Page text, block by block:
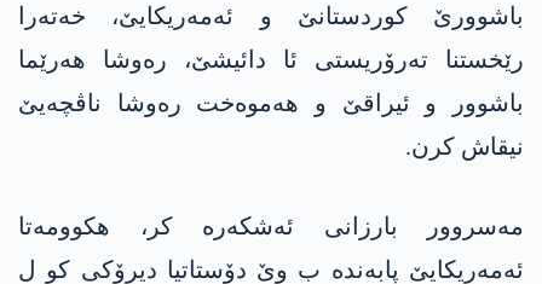
باشوورێ كوردستانێ و ئه‌مه‌ریكایێ، خه‌ته‌را
رێخستنا ته‌رۆریستی ئا دائیشێ، ره‌وشا هه‌رێما
باشوور و ئیراقێ و هه‌موه‌خت ره‌وشا ناڤچه‌یێ
نیقاش كرن.
مه‌سروور بارزانی ئه‌شكه‌ره‌ كر، هكوومه‌تا
ئه‌مه‌ریكایێ پابه‌نده‌ ب وێ دۆستاتیا دیرۆكی كو ل